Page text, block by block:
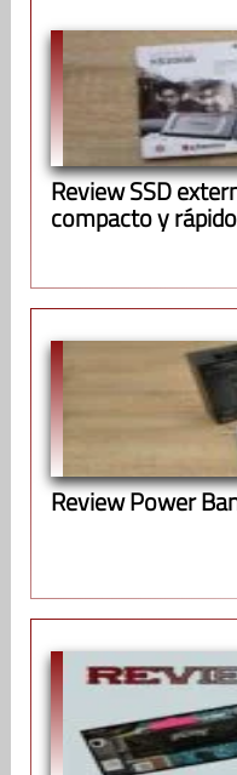
Review SSD
compacto y rápido
Review Power